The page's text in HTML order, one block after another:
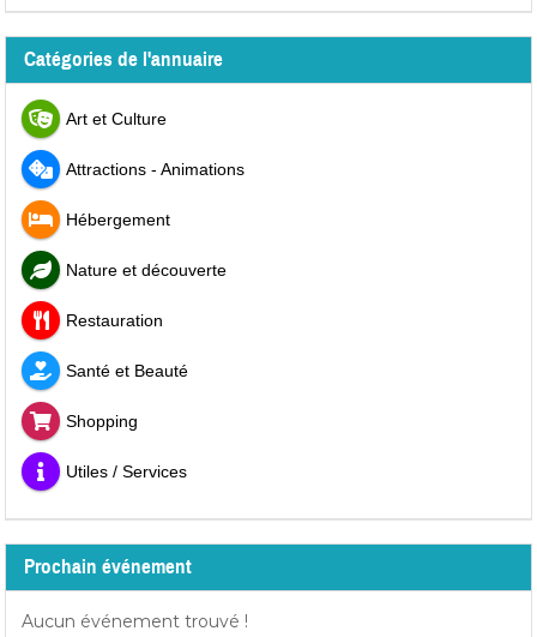
Catégories de l'annuaire
Art et Culture
Attractions - Animations
Hébergement
Nature et découverte
Restauration
Santé et Beauté
Shopping
Utiles / Services
Prochain événement
Aucun événement trouvé !